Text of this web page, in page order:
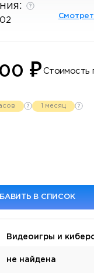
₽ Стоимость
1 месяц
В СПИСОК
Видеоигры и
не найдена